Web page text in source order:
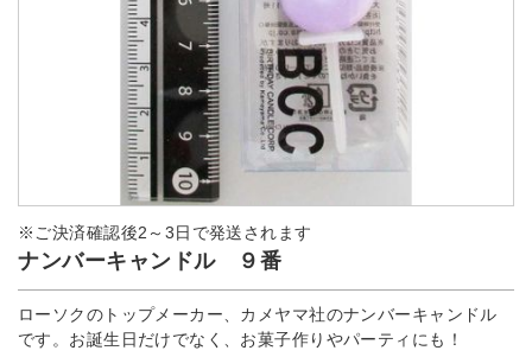
※ご決済確認後2～3日で発送されます
ナンバーキャンドル ９番
ローソクのトップメーカー、カメヤマ社のナンバーキャンドル
です。お誕生日だけでなく、お菓子作りやパーティにも！